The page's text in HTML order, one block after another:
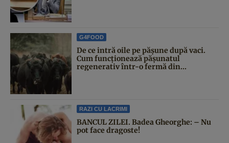
G4FOOD
De ce intră oile pe pășune după vaci.
Cum funcționează pășunatul
regenerativ într-o fermă din...
RAZI CU LACRIMI
BANCUL ZILEI. Badea Gheorghe: – Nu
pot face dragoste!